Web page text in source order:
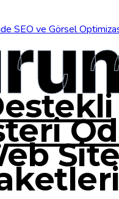
SEO ve Görsel